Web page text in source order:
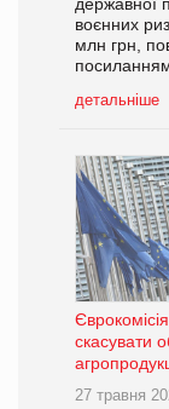
державної
воєнних
млн грн,
детальніше
скасувати
27 травня